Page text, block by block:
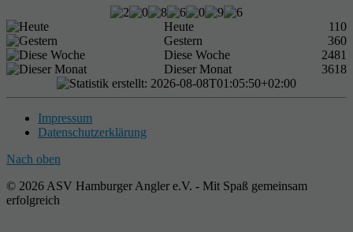
Heute
110
Gestern
360
Diese Woche
2481
Dieser Monat
3618
Impressum
Datenschutzerklärung
Nach oben
© 2026 ASV Hamburger Angler e.V. - Mit Spaß gemeinsam
erfolgreich